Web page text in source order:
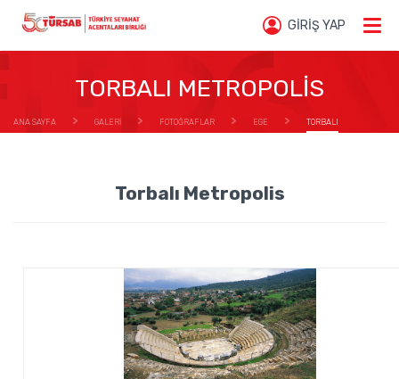
GİRİŞ YAP
TORBALI METROPOLİS
ANA SAYFA GALERİ FOTOĞRAFLAR EGE TORBALI
Torbalı Metropolis